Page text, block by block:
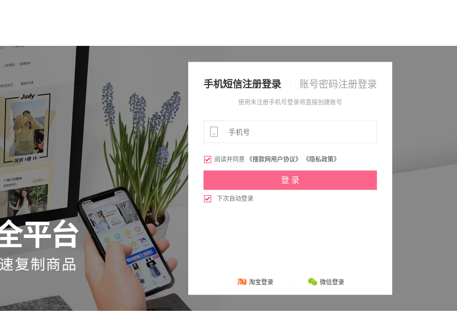
手机短信注册登录 账号密码注册登录
使用未注册手机号登录将直接创建账号
 阅读并同意 《搜款网用户协议》 《隐私政策》
 下次自动登录
淘宝登录 微信登录